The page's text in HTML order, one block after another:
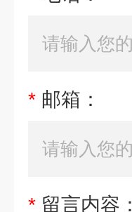
* 邮箱：
* 留言内容：